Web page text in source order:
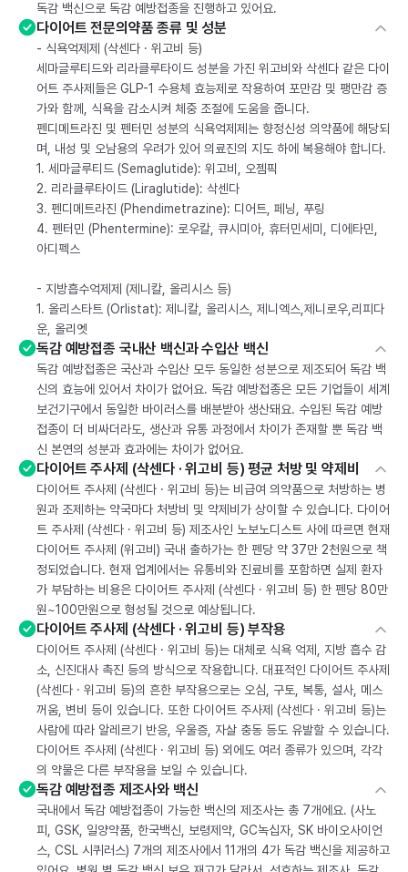
독감 백신으로 독감 예방접종을 진행하고 있어요.
다이어트 전문의약품 종류 및 성분
- 식욕억제제 (삭센다 · 위고비 등)
세마글루티드와 리라클루타이드 성분을 가진 위고비와 삭센다 같은 다이
어트 주사제들은 GLP-1 수용체 효능제로 작용하여 포만감 및 팽만감 증
가와 함께, 식욕을 감소시켜 체중 조절에 도움을 줍니다.
펜디메트라진 및 펜터민 성분의 식욕억제제는 향정신성 의약품에 해당되
며, 내성 및 오남용의 우려가 있어 의료진의 지도 하에 복용해야 합니다.
1. 세마글루티드 (Semaglutide): 위고비, 오젬픽
2. 리라클루타이드 (Liraglutide): 삭센다
3. 펜디메트라진 (Phendimetrazine): 디어트, 페닝, 푸링
4. 펜터민 (Phentermine): 로우칼, 큐시미아, 휴터민세미, 디에타민,
아디펙스
- 지방흡수억제제 (제니칼, 올리시스 등)
1. 올리스타트 (Orlistat): 제니칼, 올리시스, 제니엑스,제니로우,리피다
운, 올리엣
독감 예방접종 국내산 백신과 수입산 백신
독감 예방접종은 국산과 수입산 모두 동일한 성분으로 제조되어 독감 백
신의 효능에 있어서 차이가 없어요. 독감 예방접종은 모든 기업들이 세계
보건기구에서 동일한 바이러스를 배분받아 생산돼요. 수입된 독감 예방
접종이 더 비싸더라도, 생산과 유통 과정에서 차이가 존재할 뿐 독감 백
신 본연의 성분과 효과에는 차이가 없어요.
다이어트 주사제 (삭센다 · 위고비 등) 평균 처방 및 약제비
다이어트 주사제 (삭센다 · 위고비 등)는 비급여 의약품으로 처방하는 병
원과 조제하는 약국마다 처방비 및 약제비가 상이할 수 있습니다. 다이어
트 주사제 (삭센다 · 위고비 등) 제조사인 노보노디스트 사에 따르면 현재
다이어트 주사제 (위고비) 국내 출하가는 한 펜당 약 37만 2천원으로 책
정되었습니다. 현재 업계에서는 유통비와 진료비를 포함하면 실제 환자
가 부담하는 비용은 다이어트 주사제 (삭센다 · 위고비 등) 한 펜당 80만
원~100만원으로 형성될 것으로 예상됩니다.
다이어트 주사제 (삭센다 · 위고비 등) 부작용
다이어트 주사제 (삭센다 · 위고비 등)는 대체로 식욕 억제, 지방 흡수 감
소, 신진대사 촉진 등의 방식으로 작용합니다. 대표적인 다이어트 주사제
(삭센다 · 위고비 등)의 흔한 부작용으로는 오심, 구토, 복통, 설사, 메스
꺼움, 변비 등이 있습니다. 또한 다이어트 주사제 (삭센다 · 위고비 등)는
사람에 따라 알레르기 반응, 우울증, 자살 충동 등도 유발할 수 있습니다.
다이어트 주사제 (삭센다 · 위고비 등) 외에도 여러 종류가 있으며, 각각
의 약물은 다른 부작용을 보일 수 있습니다.
독감 예방접종 제조사와 백신
국내에서 독감 예방접종이 가능한 백신의 제조사는 총 7개에요. (사노
피, GSK, 일양약품, 한국백신, 보령제약, GC녹십자, SK 바이오사이언
스, CSL 시퀴러스) 7개의 제조사에서 11개의 4가 독감 백신을 제공하고